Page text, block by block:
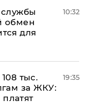
службы
обмен
для
10:32
тыс.
за ЖКУ:
19:35